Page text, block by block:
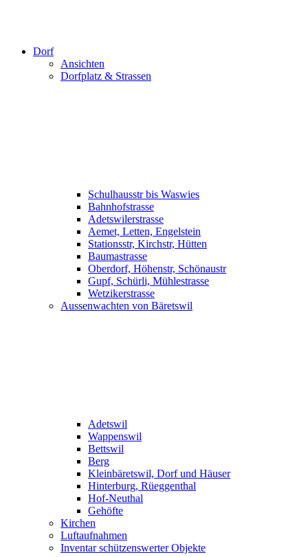
Dorf
Ansichten
Dorfplatz & Strassen
Schulhausstr bis Waswies
Bahnhofstrasse
Adetswilerstrasse
Aemet, Letten, Engelstein
Stationsstr, Kirchstr, Hütten
Baumastrasse
Oberdorf, Höhenstr, Schönaustr
Gupf, Schürli, Mühlestrasse
Wetzikerstrasse
Aussenwachten von Bäretswil
Adetswil
Wappenswil
Bettswil
Berg
Kleinbäretswil, Dorf und Häuser
Hinterburg, Rüeggenthal
Hof-Neuthal
Gehöfte
Kirchen
Luftaufnahmen
Inventar schützenswerter Objekte